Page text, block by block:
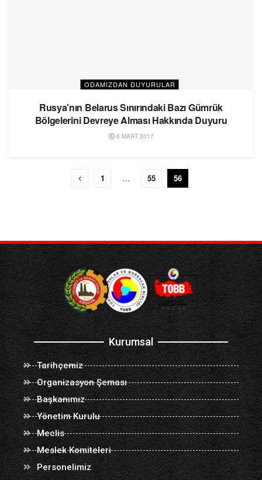
ODAMIZDAN DUYURULAR
Rusya’nın Belarus Sınırındaki Bazı Gümrük
Bölgelerini Devreye Alması Hakkında Duyuru
6 MART 2017
1 … 55 56
Kurumsal
Tarihçemiz
Organizasyon Şeması
Başkanımız
Yönetim Kurulu
Meclis
Meslek Komiteleri
Personelimiz